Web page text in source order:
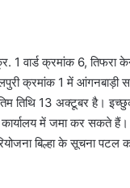
1 वार्ड क्रमांक 6, तिफरा
क्रमांक 1 में आंगनबाड़ी
तिथि 13 अक्टूबर है।
कार्यालय में जमा कर सकते
बिल्हा के सूचना पटल